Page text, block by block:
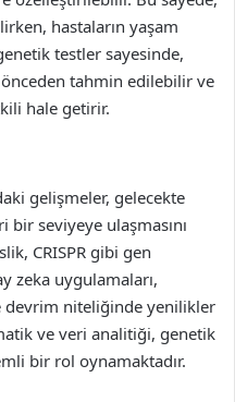
hastaların yaşam
testler sayesinde,
tahmin edilebilir ve
hale getirir.
gelişmeler, gelecekte
seviyeye ulaşmasını
CRISPR gibi gen
zeka uygulamaları,
devrim niteliğinde yenilikler
ve veri analitiği, genetik
bir rol oynamaktadır.